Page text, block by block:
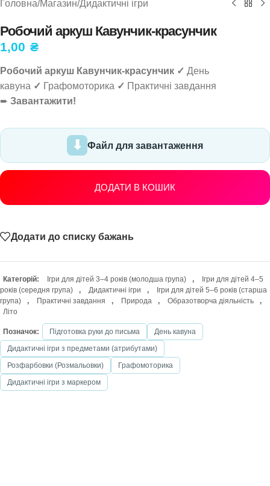
Головна/Магазин/Дидактичні ігри
Робочий аркуш Кавунчик-красунчик
1,00 ₴
Робочий аркуш Кавунчик-красунчик ✓ День
кавуна ✓ Графомоторика ✓ Практичні завдання
➨ Завантажити!
Файл для завантаження
ДОДАТИ В КОШИК
Додати до списку бажань
Категорій: Ігри для дітей 3–4 років (молодша група) ,
Ігри для дітей 4–5
років (середня група)
, Дидактичні ігри ,
Ігри для дітей 5–6 років (старша
група)
, Практичні завдання , Природа , Образотворча діяльність
,
Літо
Позначок: Підготовка руки до письма
День кавуна
Дидактичні ігри з предметами (атрибутами)
Розфарбовки (Розмальовки)
Графомоторика
Дидактичні ігри з маркером